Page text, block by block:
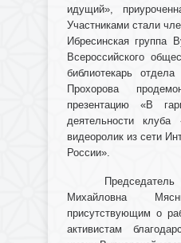
идущий»,
Участниками стали
Ибресинская группа
Всероссийского
библиотекарь
Прохорова
презентацию «В
деятельности
видеоролик из сети
России».
Михайловна
присутствующим о
активистам